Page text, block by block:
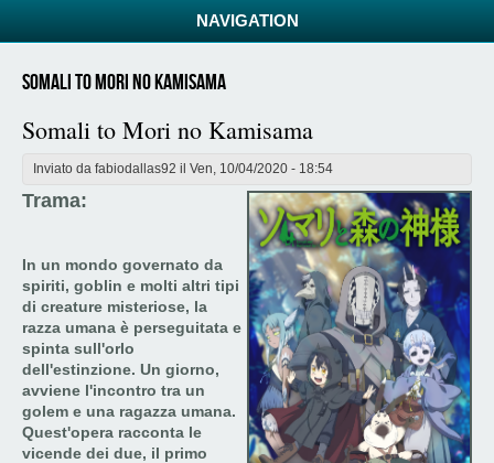
NAVIGATION
Somali to Mori no Kamisama
Somali to Mori no Kamisama
Inviato da fabiodallas92 il Ven, 10/04/2020 - 18:54
Trama:
In un mondo governato da
spiriti, goblin e molti altri tipi
di creature misteriose, la
razza umana è perseguitata e
spinta sull'orlo
dell'estinzione. Un giorno,
avviene l'incontro tra un
golem e una ragazza umana.
Quest'opera racconta le
vicende dei due, il primo